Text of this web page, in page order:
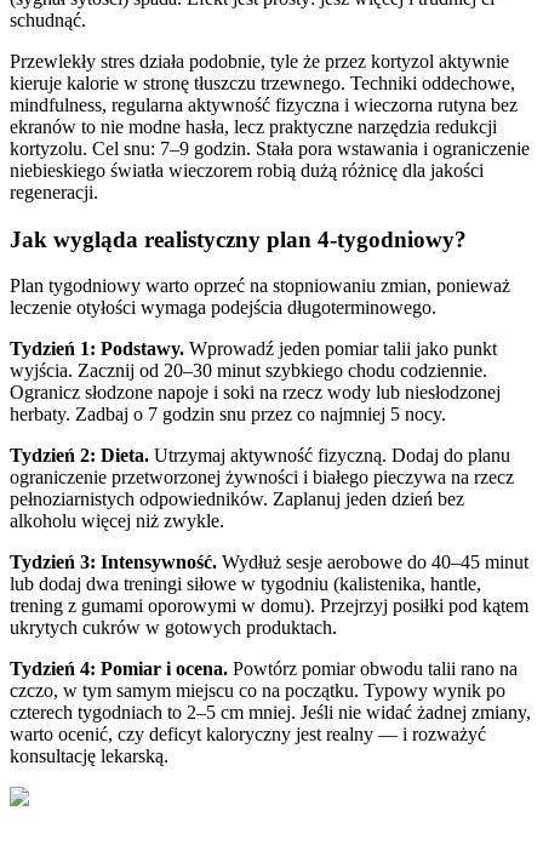
schudnąć.
Przewlekły stres działa podobnie, tyle że przez kortyzol aktywnie
kieruje kalorie w stronę tłuszczu trzewnego. Techniki oddechowe,
mindfulness, regularna aktywność fizyczna i wieczorna rutyna bez
ekranów to nie modne hasła, lecz praktyczne narzędzia redukcji
kortyzolu. Cel snu: 7–9 godzin. Stała pora wstawania i ograniczenie
niebieskiego światła wieczorem robią dużą różnicę dla jakości
regeneracji.
Jak wygląda realistyczny plan 4-tygodniowy?
Plan tygodniowy warto oprzeć na stopniowaniu zmian, ponieważ
leczenie otyłości wymaga podejścia długoterminowego.
Tydzień 1: Podstawy. Wprowadź jeden pomiar talii jako punkt
wyjścia. Zacznij od 20–30 minut szybkiego chodu codziennie.
Ogranicz słodzone napoje i soki na rzecz wody lub niesłodzonej
herbaty. Zadbaj o 7 godzin snu przez co najmniej 5 nocy.
Tydzień 2: Dieta. Utrzymaj aktywność fizyczną. Dodaj do planu
ograniczenie przetworzonej żywności i białego pieczywa na rzecz
pełnoziarnistych odpowiedników. Zaplanuj jeden dzień bez
alkoholu więcej niż zwykle.
Tydzień 3: Intensywność. Wydłuż sesje aerobowe do 40–45 minut
lub dodaj dwa treningi siłowe w tygodniu (kalistenika, hantle,
trening z gumami oporowymi w domu). Przejrzyj posiłki pod kątem
ukrytych cukrów w gotowych produktach.
Tydzień 4: Pomiar i ocena. Powtórz pomiar obwodu talii rano na
czczo, w tym samym miejscu co na początku. Typowy wynik po
czterech tygodniach to 2–5 cm mniej. Jeśli nie widać żadnej zmiany,
warto ocenić, czy deficyt kaloryczny jest realny — i rozważyć
konsultację lekarską.